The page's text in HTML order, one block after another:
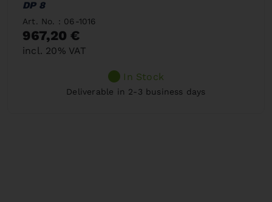
DP 8
Art. No. : 06-1016
967,20 €
incl. 20% VAT
In Stock
Deliverable in 2-3 business days